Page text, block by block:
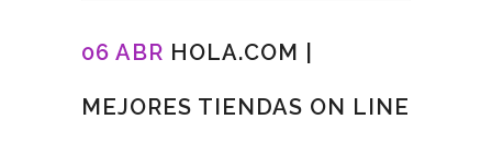
06 ABR HOLA.COM |
MEJORES TIENDAS ON LINE